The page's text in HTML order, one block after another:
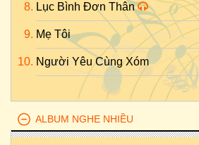
Lục Bình Đơn Thân
Mẹ Tôi
Người Yêu Cùng Xóm
ALBUM NGHE NHIỀU